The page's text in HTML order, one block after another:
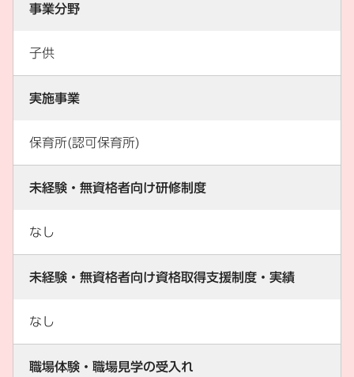
事業分野
子供
実施事業
保育所(認可保育所)
未経験・無資格者向け研修制度
なし
未経験・無資格者向け資格取得支援制度・実績
なし
職場体験・職場見学の受入れ